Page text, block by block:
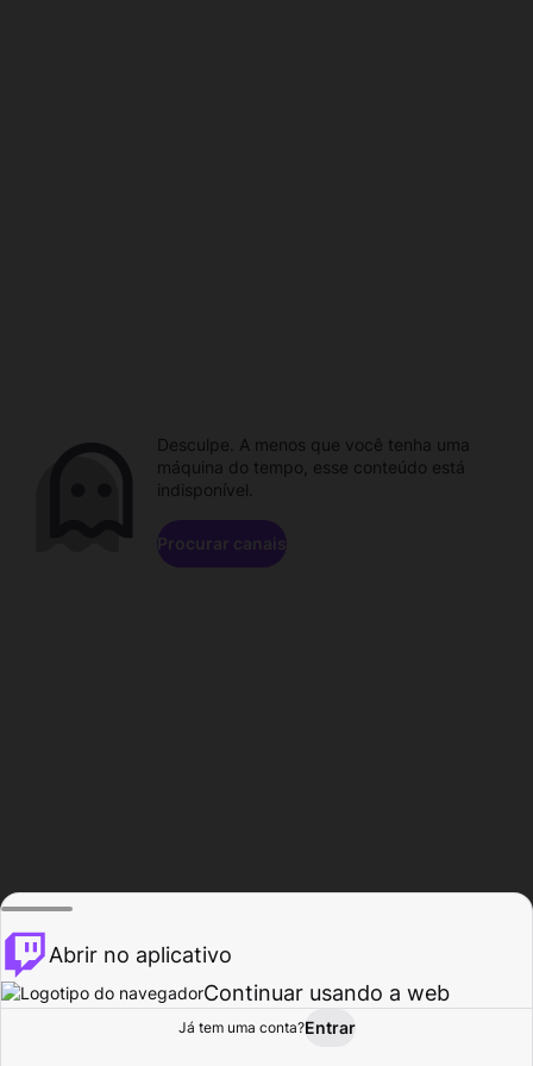
Procurar Atividade
Desculpe. A menos que você tenha uma
máquina do tempo, esse conteúdo está
indisponível.
Procurar canais
Abrir no aplicativo
Continuar usando a web
Já tem uma conta?Entrar